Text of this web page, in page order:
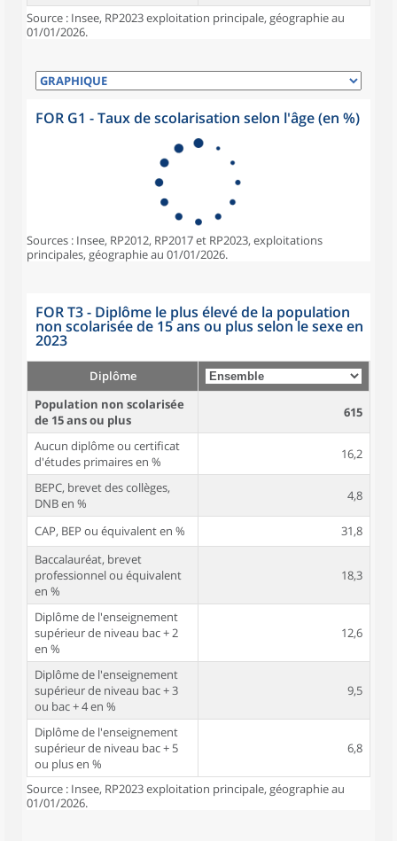
Source : Insee, RP2023 exploitation principale, géographie au
01/01/2026.
FOR G1 - Taux de scolarisation selon l'âge (en %)
Sources : Insee, RP2012, RP2017 et RP2023, exploitations
principales, géographie au 01/01/2026.
FOR T3 - Diplôme le plus élevé de la population
non scolarisée de 15 ans ou plus selon le sexe en
2023
Diplôme
Population non scolarisée
de 15 ans ou plus
615
Aucun diplôme ou certificat
d'études primaires en %
16,2
BEPC, brevet des collèges,
DNB en %
4,8
CAP, BEP ou équivalent en %
31,8
Baccalauréat, brevet
professionnel ou équivalent
en %
18,3
Diplôme de l'enseignement
supérieur de niveau bac + 2
en %
12,6
Diplôme de l'enseignement
supérieur de niveau bac + 3
ou bac + 4 en %
9,5
Diplôme de l'enseignement
supérieur de niveau bac + 5
ou plus en %
6,8
Source : Insee, RP2023 exploitation principale, géographie au
01/01/2026.